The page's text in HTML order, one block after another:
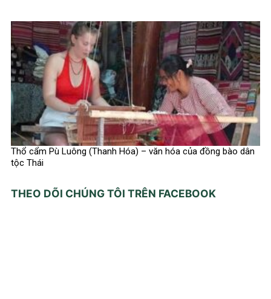
Thổ cẩm Pù Luông (Thanh Hóa) – văn hóa của đồng bào dân
tộc Thái
THEO DÕI CHÚNG TÔI TRÊN FACEBOOK